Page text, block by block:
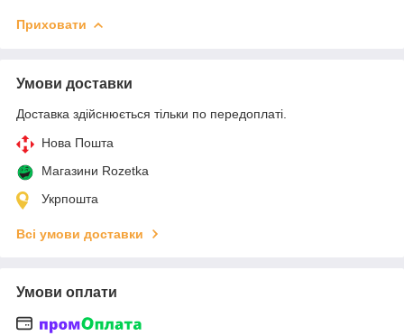
Приховати
Умови доставки
Доставка здійснюється тільки по передоплаті.
Нова Пошта
Магазини Rozetka
Укрпошта
Всі умови доставки
Умови оплати